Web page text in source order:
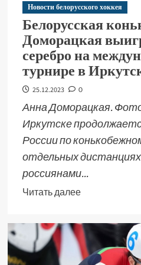
Новости белорусского хоккея
Белорусская
Доморацкая
серебро на
турнире в
25.12.2023 0
Анна Доморацкая.
Иркутске
России по
отдельных
россиянами...
Читать далее